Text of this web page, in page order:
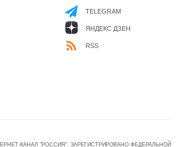
TELEGRAM
ЯНДЕКС ДЗЕН
RSS
КАНАЛ "РОССИЯ". ЗАРЕГИСТРИРОВАНО ФЕДЕРАЛЬНОЙ